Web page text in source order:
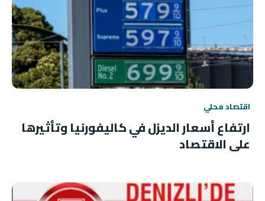
اقتصاد محلي
ارتفاع أسعار الديزل في كاليفورنيا وتأثيرها
على الاقتصاد